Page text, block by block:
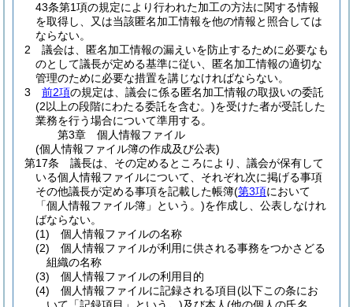
43条第1項の規定により行われた加工の方法に関する情報
を取得し、又は当該匿名加工情報を他の情報と照合しては
ならない。
2
議会は、匿名加工情報の漏えいを防止するために必要なも
のとして議長が定める基準に従い、匿名加工情報の適切な
管理のために必要な措置を講じなければならない。
3
前2項の規定は、議会に係る匿名加工情報の取扱いの委託
(2以上の段階にわたる委託を含む。)を受けた者が受託した
業務を行う場合について準用する。
第3章
個人情報ファイル
(個人情報ファイル簿の作成及び公表)
第17条
議長は、その定めるところにより、議会が保有して
いる個人情報ファイルについて、それぞれ次に掲げる事項
その他議長が定める事項を記載した帳簿(第3項において
「個人情報ファイル簿」という。)を作成し、公表しなけれ
ばならない。
(1)
個人情報ファイルの名称
(2)
個人情報ファイルが利用に供される事務をつかさどる
組織の名称
(3)
個人情報ファイルの利用目的
(4)
個人情報ファイルに記録される項目(以下この条にお